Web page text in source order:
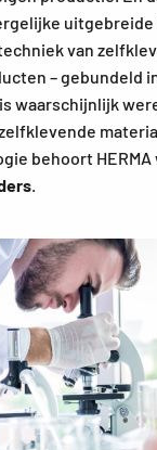
van
– gebundeld
waarschijnlijk
behoort
.